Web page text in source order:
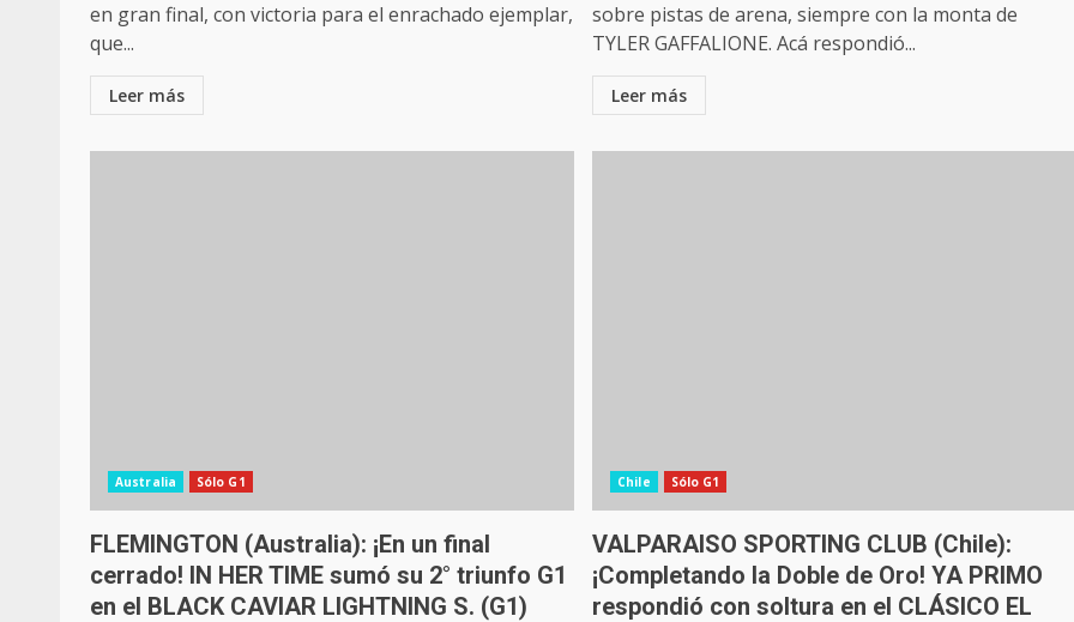
en gran final, con victoria para el enrachado ejemplar,
que...
Leer más
sobre pistas de arena, siempre con la monta de
TYLER GAFFALIONE. Acá respondió...
Leer más
Australia Sólo G1
FLEMINGTON (Australia): ¡En un final
cerrado! IN HER TIME sumó su 2° triunfo G1
en el BLACK CAVIAR LIGHTNING S. (G1)
Chile Sólo G1
VALPARAISO SPORTING CLUB (Chile):
¡Completando la Doble de Oro! YA PRIMO
respondió con soltura en el CLÁSICO EL